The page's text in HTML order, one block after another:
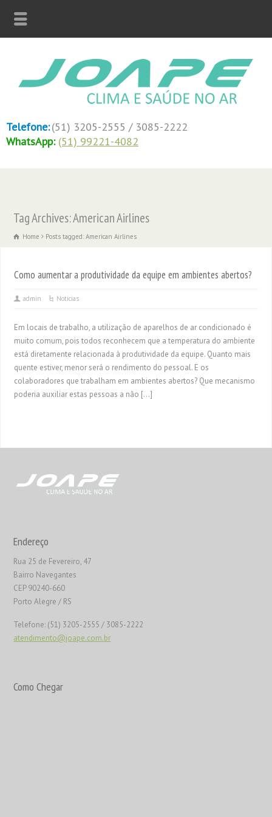
Telefone:(51) 3205-2555 / 3085-2222
WhatsApp: (51) 99221-4082
Tag Archives: American Airlines
Home Posts tagged: American Airlines
Como aumentar a produtividade da equipe em ambientes abertos?
admin Notícias
Em locais de trabalho, a utilização de aparelhos de ar condicionado é
muito comum, pois todos reconhecem que a temperatura do ambiente
está diretamente relacionada à produtividade da equipe. Quanto mais
quente estiver, menor será o rendimento do pessoal. E os
colaboradores que trabalham em ambientes abertos? Que mecanismo
poderia auxiliar estas pessoas a não […]
Endereço
Rua 25 de Fevereiro, 47
Bairro Navegantes
CEP 90240-660
Porto Alegre / RS
Telefone: (51) 3205-2555 / 3085-2222
atendimento@joape.com.br
Como Chegar